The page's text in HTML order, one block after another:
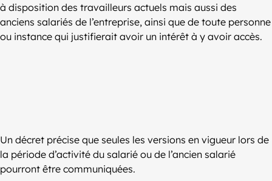
à disposition des travailleurs actuels mais aussi des
anciens salariés de l’entreprise, ainsi que de toute personne
ou instance qui justifierait avoir un intérêt à y avoir accès.
Un décret précise que seules les versions en vigueur lors de
la période d’activité du salarié ou de l’ancien salarié
pourront être communiquées.